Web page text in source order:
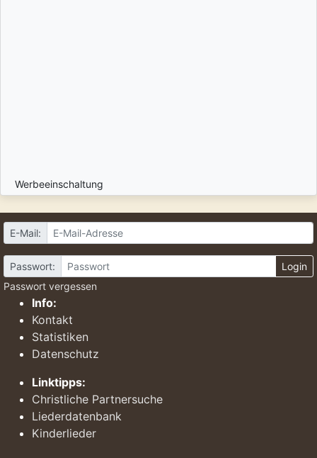
Werbeeinschaltung
E-Mail:
Passwort:
Login
Passwort vergessen
Info:
Kontakt
Statistiken
Datenschutz
Linktipps:
Christliche Partnersuche
Liederdatenbank
Kinderlieder